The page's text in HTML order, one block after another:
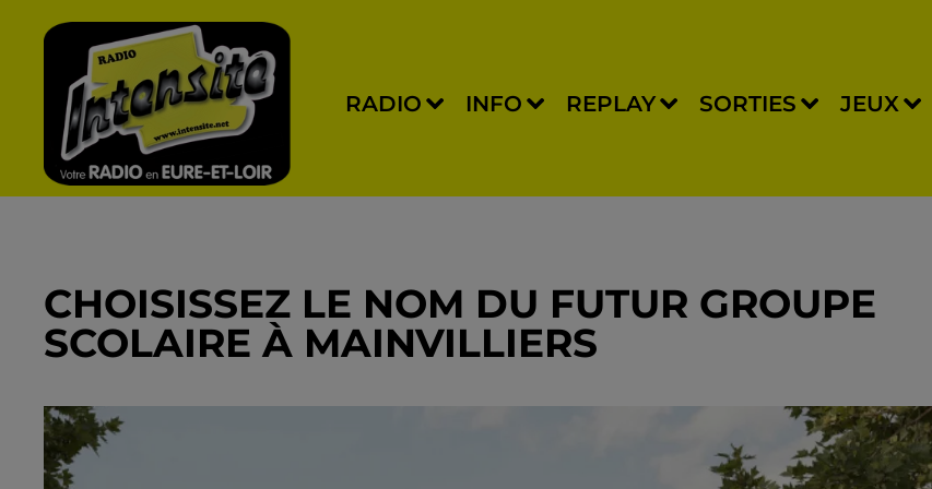
RADIO INFO REPLAY SORTIES JEUX
CHOISISSEZ LE NOM DU FUTUR GROUPE
SCOLAIRE À MAINVILLIERS